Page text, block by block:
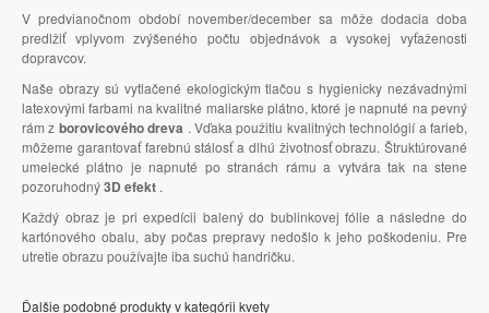
V predvianočnom období november/december sa môže dodacia doba
predlžiť vplyvom zvýšeného počtu objednávok a vysokej vyťaženosti
dopravcov.
Naše obrazy sú vytlačené ekologickým tlačou s hygienicky nezávadnými
latexovými farbami na kvalitné maliarske plátno, ktoré je napnuté na pevný
rám z borovicového dreva . Vďaka použitiu kvalitných technológií a farieb,
môžeme garantovať farebnú stálosť a dlhú životnosť obrazu. Štruktúrované
umelecké plátno je napnuté po stranách rámu a vytvára tak na stene
pozoruhodný3D efekt .
Každý obraz je pri expedícii balený do bublinkovej fólie a následne do
kartónového obalu, aby počas prepravy nedošlo k jeho poškodeniu. Pre
utretie obrazu používajte iba suchú handričku.
Ďalšie podobné produkty v kategórii kvety